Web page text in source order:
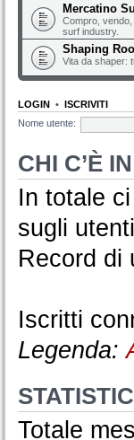
Mercatino
Compro,
surf industry.
Shaping
Vita da shaper:
LOGIN • ISCRIVITI
Nome utente:
CHI C’È
In totale
sugli
Record di
Iscritti
Legenda:
Totale